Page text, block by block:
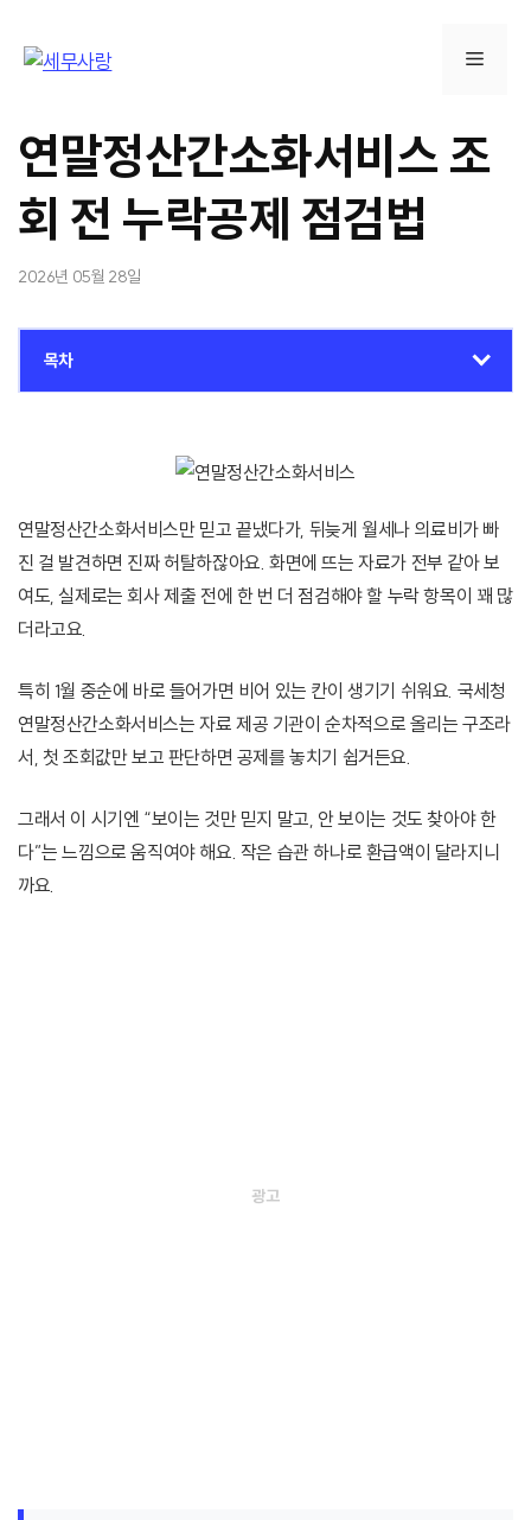
메
연말정산간소화서비스 조
회 전 누락공제 점검법
2026년 05월 28일
목차
연말정산간소화서비스만 믿고 끝냈다가, 뒤늦게 월세나 의료비가 빠
진 걸 발견하면 진짜 허탈하잖아요. 화면에 뜨는 자료가 전부 같아 보
여도, 실제로는 회사 제출 전에 한 번 더 점검해야 할 누락 항목이 꽤 많
더라고요.
특히 1월 중순에 바로 들어가면 비어 있는 칸이 생기기 쉬워요. 국세청
연말정산간소화서비스는 자료 제공 기관이 순차적으로 올리는 구조라
서, 첫 조회값만 보고 판단하면 공제를 놓치기 쉽거든요.
그래서 이 시기엔 “보이는 것만 믿지 말고, 안 보이는 것도 찾아야 한
다”는 느낌으로 움직여야 해요. 작은 습관 하나로 환급액이 달라지니
까요.